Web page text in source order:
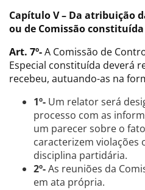
Capítulo V – Da atribuição
ou de Comissão
Art. 7º-A Comissão de
Especial constituída deverá
recebeu, autuando-as na
1º- Um relator será
processo com as
um parecer sobre o
caracterizem
disciplina partidária.
2º-As reuniões da
em ata própria.